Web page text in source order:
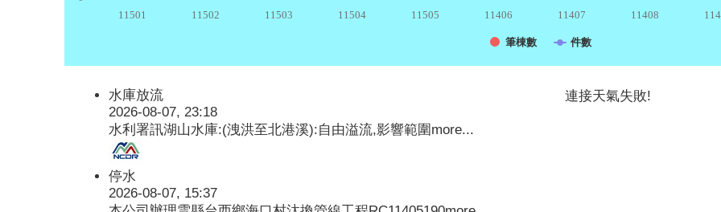
筆棟數 件數
11501 11502 11503 11504 11505 11406 11407 11408
水庫放流
2026-08-07, 23:18
水利署訊湖山水庫:(洩洪至北港溪):自由溢流,影響範圍more...
停水
2026-08-07, 15:37
連接天氣失敗!